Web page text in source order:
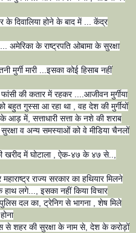
के दिवालिया होने के बाद में ... केंद्र
के राष्ट्रपति ओबामा के सुरक्षा
मारी ...इसका कोई हिसाब नहीं
की कतार में रहकर ....आजीवन मुर्गीया
बहुत गुस्सा आ रहा था , वह देश की मुर्गीयों
में, सत्ताधारी सत्ता के नशे की शराब
व अन्य समस्याओं को वे मीडिया चैनलों
में घोटाला , ऐक-४७ के ४७ से..,
राज्य सरकार का हथियार मिलने
लगे..., इसका नहीं किया विचार
पुलिस दल का, ट्रेनिग से भागना , शेष मिले
से शहर की सुरक्षा के नाम से, देश के करोड़ों